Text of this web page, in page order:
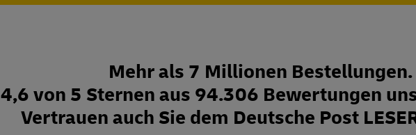
Mehr als 7 Millionen Bestellungen.
4,6 von 5 Sternen aus 94.306 Bewertungen
Vertrauen auch Sie dem Deutsche Post